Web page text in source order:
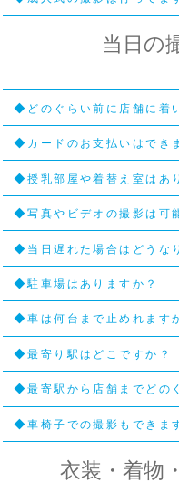
当日の
◆どのぐらい前に店舗に着
◆カードのお支払いはでき
◆授乳部屋や着替え室はあ
◆写真やビデオの撮影は可
◆当日遅れた場合はどうな
◆駐車場はありますか？
◆車は何台まで止めれます
◆最寄り駅はどこですか？
◆最寄駅から店舗までどの
◆車椅子での撮影もできま
衣装・着物